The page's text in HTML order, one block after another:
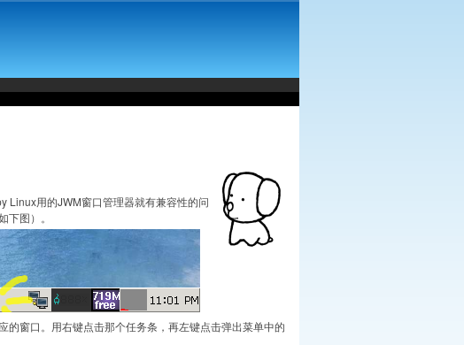
Linux用的JWM窗口管理器就有兼容性的问
图）。
窗口。用右键点击那个任务条，再左键点击弹出菜单中的